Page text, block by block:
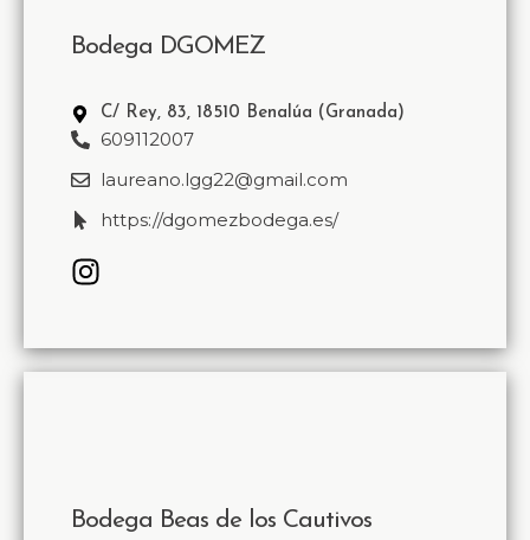
Bodega DGOMEZ
C/ Rey, 83, 18510 Benalúa (Granada)
609112007
laureano.lgg22@gmail.com
https://dgomezbodega.es/
Bodega Beas de los Cautivos